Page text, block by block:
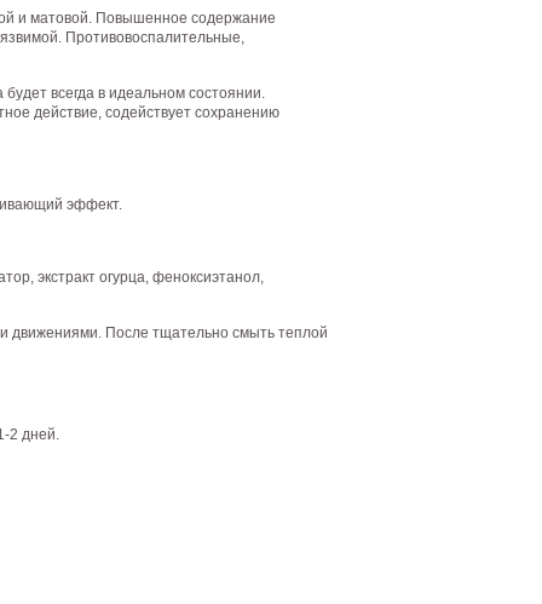
и матовой. Повышенное содержание
Противовоспалительные,
всегда в идеальном состоянии.
действие, содействует сохранению
эффект.
экстракт огурца, феноксиэтанол,
движениями. После тщательно смыть теплой
2 дней.